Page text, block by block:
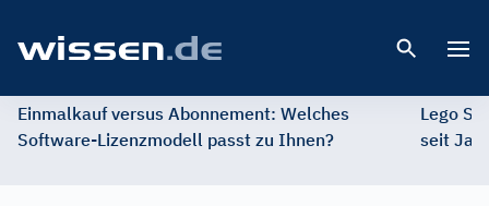
Einmalkauf versus Abonnement: Welches
Software-Lizenzmodell passt zu Ihnen?
Lego
seit